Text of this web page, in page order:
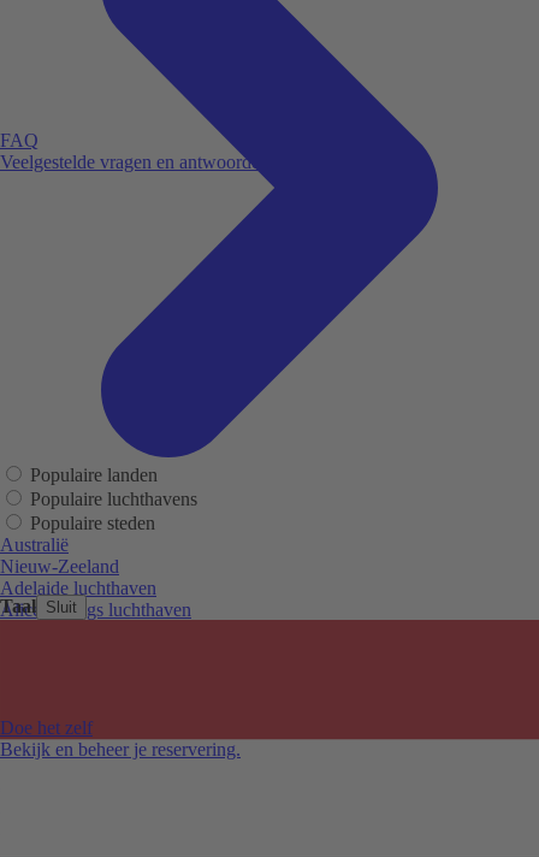
Taal Sluit
FAQ
Veelgestelde vragen en antwoorden.
Doe het zelf
Bekijk en beheer je reservering.
Populaire landen
Populaire luchthavens
Populaire steden
Australië
Nieuw-Zeeland
Adelaide luchthaven
Alice Springs luchthaven
Melbourne Tullamarine luchthaven
Perth luchthaven
Sydney luchthaven